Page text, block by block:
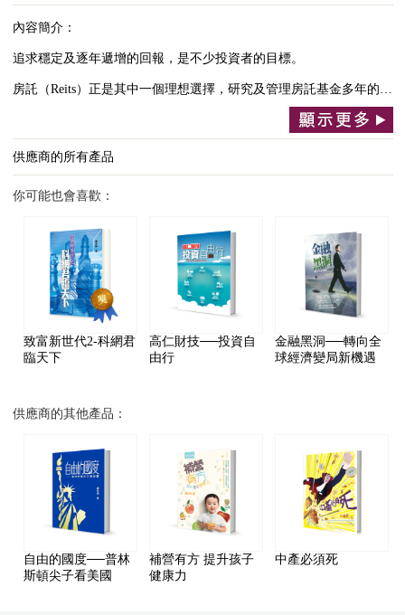
內容簡介：
追求穩定及逐年遞增的回報，是不少投資者的目標。
房託（Reits）正是其中一個理想選擇，研究及管理房託基金多年的…
供應商的所有產品
你可能也會喜歡：
致富新世代2-科網君
臨天下
高仁財技──投資自
由行
金融黑洞──轉向全
球經濟變局新機遇
供應商的其他產品：
自由的國度──普林
斯頓尖子看美國
補營有方 提升孩子
健康力
中產必須死